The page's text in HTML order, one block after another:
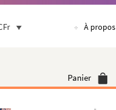
À propos
Panier